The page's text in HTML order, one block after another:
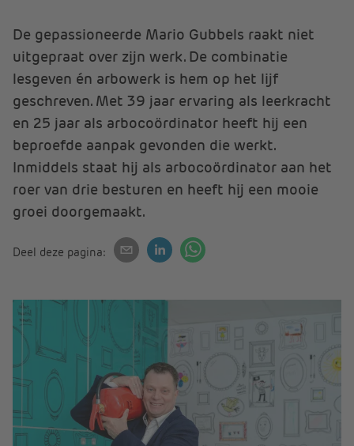
De gepassioneerde Mario Gubbels raakt niet
uitgepraat over zijn werk. De combinatie
lesgeven én arbowerk is hem op het lijf
geschreven. Met 39 jaar ervaring als leerkracht
en 25 jaar als arbocoördinator heeft hij een
beproefde aanpak gevonden die werkt.
Inmiddels staat hij als arbocoördinator aan het
roer van drie besturen en heeft hij een mooie
groei doorgemaakt.
Deel deze pagina: